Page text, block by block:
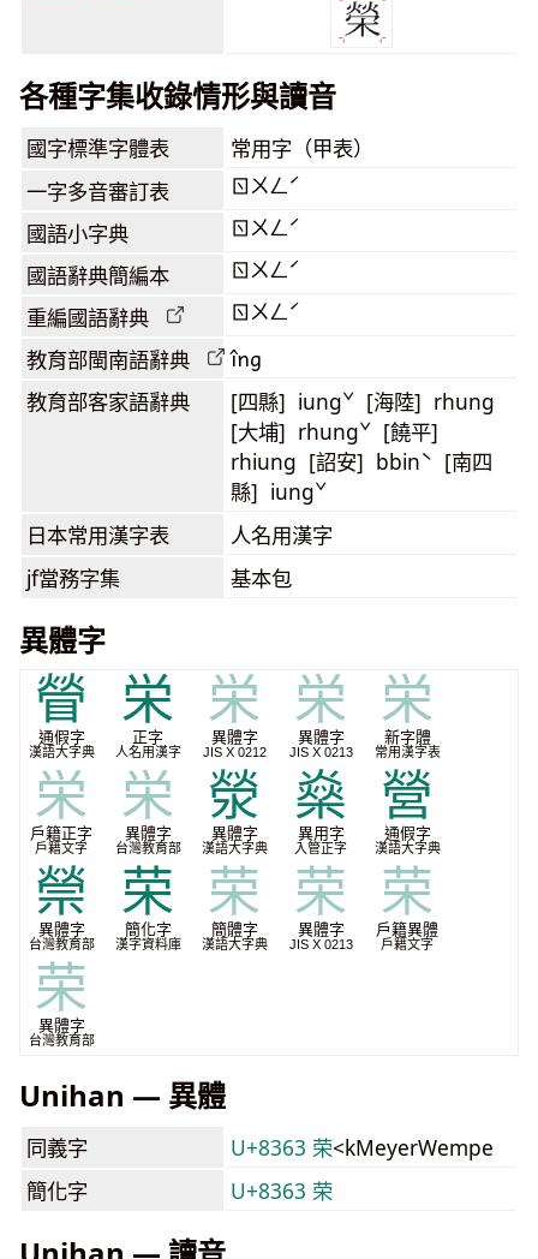
各種字集收錄情形與讀音
國字標準字體表 常用字（甲表）
一字多音審訂表 ㄖㄨㄥˊ
國語小字典 ㄖㄨㄥˊ
國語辭典簡編本 ㄖㄨㄥˊ
重編國語辭典 ㄖㄨㄥˊ
教育部閩南語辭典 îng
教育部客家語辭典
[四縣] iungˇ [海陸] rhung
[大埔] rhungˇ [饒平]
rhiung [詔安] bbinˋ [南四
縣] iungˇ
日本常用漢字表 人名用漢字
jf當務字集 基本包
異體字
䁝
通假字
漢語大字典
栄
正字
人名用漢字
栄
異體字
JIS X 0212
栄
異體字
JIS X 0213
栄
新字體
常用漢字表
栄
戶籍正字
戶籍文字
栄
異體字
台灣教育部
滎
異體字
漢語大字典
燊
異用字
入管正字
營
通假字
漢語大字典
禜
異體字
台灣教育部
荣
簡化字
漢字資料庫
荣
簡體字
漢語大字典
荣
異體字
JIS X 0213
荣
戶籍異體
戶籍文字
荣
異體字
台灣教育部
Unihan — 異體
同義字 U+8363 荣<kMeyerWempe
簡化字
U+8363 荣